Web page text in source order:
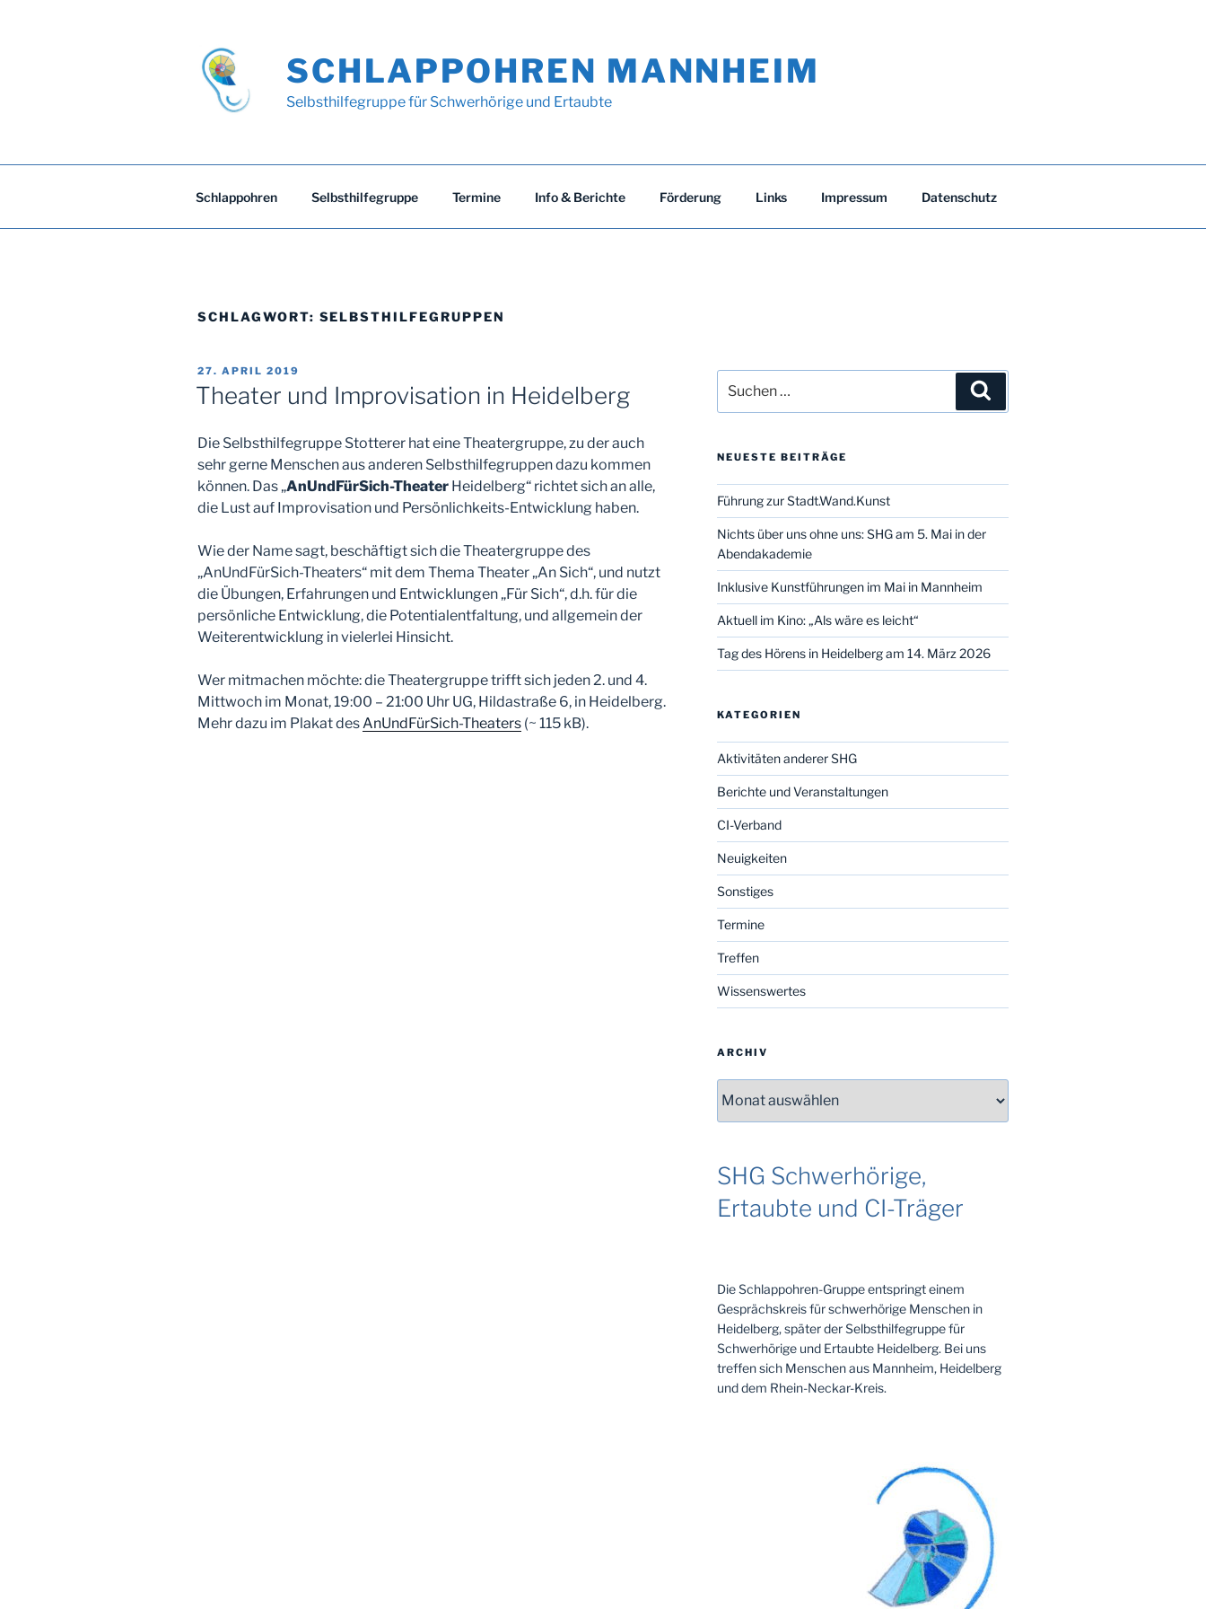
SCHLAPPOHREN MANNHEIM
Selbsthilfegruppe für Schwerhörige und Ertaubte
Schlappohren Selbsthilfegruppe Termine Info & Berichte Förderung Links Impressum Datenschutz
SCHLAGWORT: SELBSTHILFEGRUPPEN
VERÖFFENTLICHT
AM
27. APRIL 2019
Theater und Improvisation in Heidelberg
Die Selbsthilfegruppe Stotterer hat eine Theatergruppe, zu der auch
sehr gerne Menschen aus anderen Selbsthilfegruppen dazu kommen
können. Das „AnUndFürSich-Theater Heidelberg“ richtet sich an alle,
die Lust auf Improvisation und Persönlichkeits-Entwicklung haben.
Wie der Name sagt, beschäftigt sich die Theatergruppe des
„AnUndFürSich-Theaters“ mit dem Thema Theater „An Sich“, und nutzt
die Übungen, Erfahrungen und Entwicklungen „Für Sich“, d.h. für die
persönliche Entwicklung, die Potentialentfaltung, und allgemein der
Weiterentwicklung in vielerlei Hinsicht.
Wer mitmachen möchte: die Theatergruppe trifft sich jeden 2. und 4.
Mittwoch im Monat, 19:00 – 21:00 Uhr UG, Hildastraße 6, in Heidelberg.
Mehr dazu im Plakat des AnUndFürSich-Theaters (~ 115 kB).
nach:
NEUESTE BEITRÄGE
Führung zur Stadt.Wand.Kunst
Nichts über uns ohne uns: SHG am 5. Mai in der
Abendakademie
Inklusive Kunstführungen im Mai in Mannheim
Aktuell im Kino: „Als wäre es leicht“
Tag des Hörens in Heidelberg am 14. März 2026
KATEGORIEN
Aktivitäten anderer SHG
Berichte und Veranstaltungen
CI-Verband
Neuigkeiten
Sonstiges
Termine
Treffen
Wissenswertes
ARCHIV
SHG Schwerhörige,
Ertaubte und CI-Träger
Die Schlappohren-Gruppe entspringt einem
Gesprächskreis für schwerhörige Menschen in
Heidelberg, später der Selbsthilfegruppe für
Schwerhörige und Ertaubte Heidelberg. Bei uns
treffen sich Menschen aus Mannheim, Heidelberg
und dem Rhein-Neckar-Kreis.